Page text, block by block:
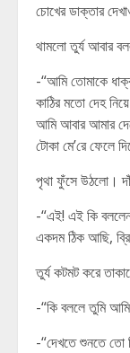
চোখের ডাক্তার
থামলো তুর্য আবার
-“আমি তোমাকে
কাঠির মতো দেহ
আমি আবার আমার
টোকা মে’রে ফেলে
পৃথা ফুঁসে উঠলো।
-“এই! এই কি
একদম ঠিক আছি,
তুর্য কটমট করে
-“কি বললে তুমি
-“দেখতে শুনতে তো